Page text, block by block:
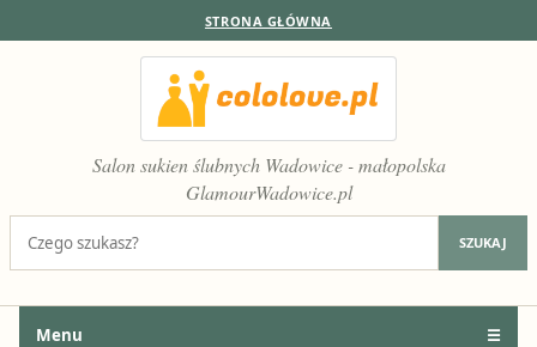
STRONA GŁÓWNA
Salon sukien ślubnych Wadowice - małopolska
GlamourWadowice.pl
SZUKAJ
Menu ☰